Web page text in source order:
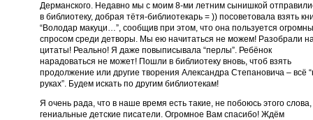
Дерманского. Недавно мы с моим 8-ми летним сынишкой
в библиотеку, добрая тётя-библиотекарь = )) посоветовала взять
“Володар макуци…”, сообщив при этом, что она пользуется
спросом среди детворы. Мы ею начитаться не можем! Разобрали
цитаты! Реально! Я даже повыписывала “перлы”. Ребёнок
нарадоваться не может! Пошли в библиотеку вновь, чтоб взять
продолжение или другие творения Александра Степановича – всё
руках”. Будем искать по другим библиотекам!
Я очень рада, что в наше время есть такие, не побоюсь этого
гениальные детские писатели. Огромное Вам спасибо! Ждём